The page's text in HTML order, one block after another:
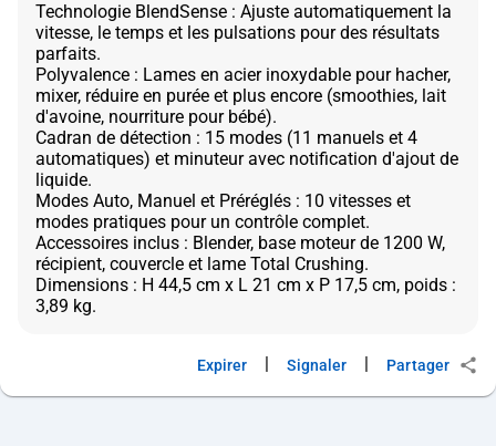
Technologie BlendSense : Ajuste automatiquement la
vitesse, le temps et les pulsations pour des résultats
parfaits.
Polyvalence : Lames en acier inoxydable pour hacher,
mixer, réduire en purée et plus encore (smoothies, lait
d'avoine, nourriture pour bébé).
Cadran de détection : 15 modes (11 manuels et 4
automatiques) et minuteur avec notification d'ajout de
liquide.
Modes Auto, Manuel et Préréglés : 10 vitesses et
modes pratiques pour un contrôle complet.
Accessoires inclus : Blender, base moteur de 1200 W,
récipient, couvercle et lame Total Crushing.
Dimensions : H 44,5 cm x L 21 cm x P 17,5 cm, poids :
Expirer Signaler Partager